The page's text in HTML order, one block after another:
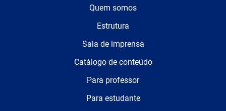
Quem somos
Estrutura
Sala de imprensa
Catálogo de conteúdo
Para professor
Para estudante